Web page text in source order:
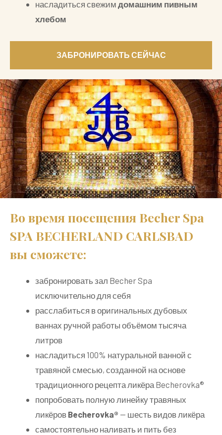
насладиться свежим домашним пивным
хлебом
ЗАБРОНИРОВАТЬ СЕЙЧАС
Во время посещения Becher Spa
SPA BECHERLAND CARLSBAD
вы сможете:
забронировать зал Becher Spa
исключительно для себя
расслабиться в оригинальных дубовых
ваннах ручной работы объёмом тысяча
литров
насладиться 100% натуральной ванной с
травяной смесью, созданной на основе
традиционного рецепта ликёра Becherovka®
попробовать полную линейку травяных
ликёров Becherovka® — шесть видов ликёра
самостоятельно наливать и пить без